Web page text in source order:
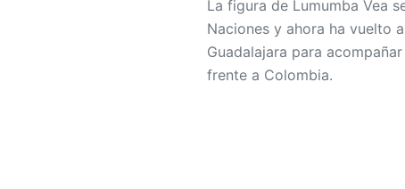
La figura de Lumumba Vea
Naciones y ahora ha vuelto
Guadalajara para
frente a Colombia.